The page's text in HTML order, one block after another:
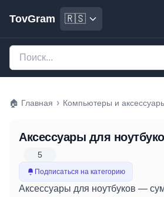
TovGram 🇷🇸
🏠 Главная › Компьютеры и
Аксессуары для
5
Подписаться на категорию
Аксессуары для ноутбуков —